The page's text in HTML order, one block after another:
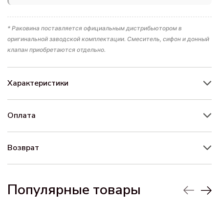
* Раковина поставляется официальным дистрибьютором в
оригинальной заводской комплектации. Смеситель, сифон и донный
клапан приобретаются отдельно.
Характеристики
Оплата
Возврат
Популярные товары